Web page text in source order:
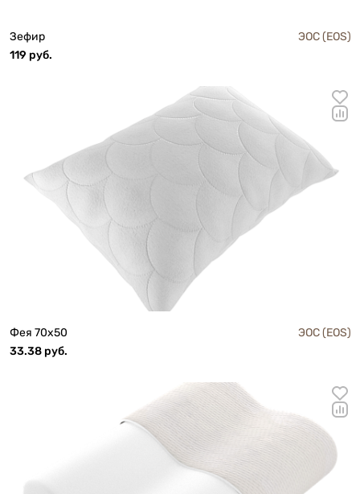
Зефир
ЭОС (EOS)
119 руб.
Фея 70х50
ЭОС (EOS)
33.38 руб.